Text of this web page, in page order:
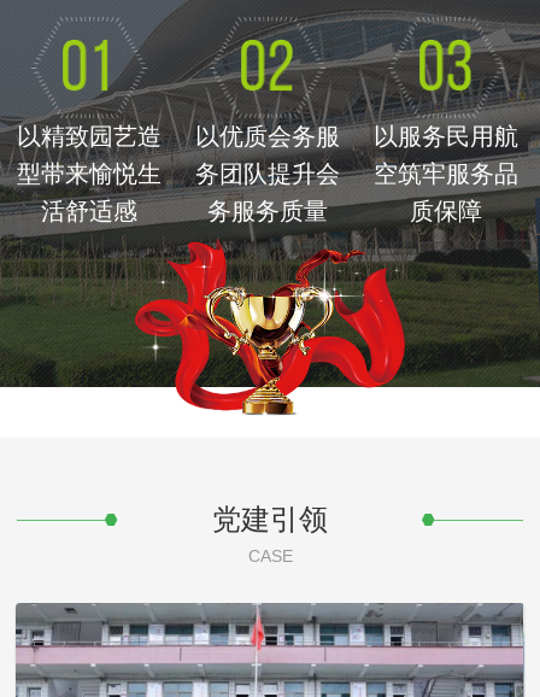
以精致园艺造
型带来愉悦生
活舒适感
以优质会务服
务团队提升会
务服务质量
以服务民用航
空筑牢服务品
质保障
党建引领
CASE